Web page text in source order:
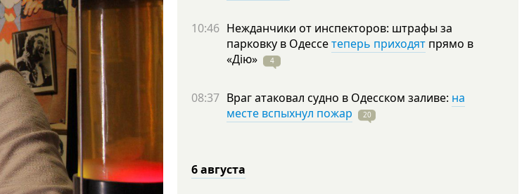
10:46 Нежданчики от инспекторов: штрафы за
парковку в Одессетеперь приходят прямо в
«Дію»
4
08:37 Враг атаковал судно в Одесском заливе: на
месте вспыхнул пожар
20
6 августа